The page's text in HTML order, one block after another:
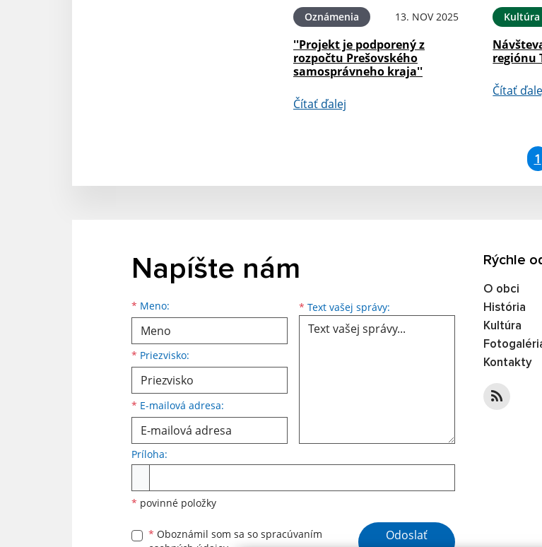
Oznámenia 13. NOV 2025
''Projekt je podporený z
rozpočtu Prešovského
samosprávneho kraja''
Čítať ďalej
Kultúra
regiónu
Čítať
1
Napíšte nám
* Meno:
Meno
* Priezvisko:
Priezvisko
* E-mailová adresa:
E-mailová adresa * Text vašej správy: Text vašej správy...
Príloha:
* povinné položky
* Oboznámil som sa so spracúvaním
Google reCaptcha Response
Odoslať
Rýchle
O obci
História
Kultúra
Kontakty